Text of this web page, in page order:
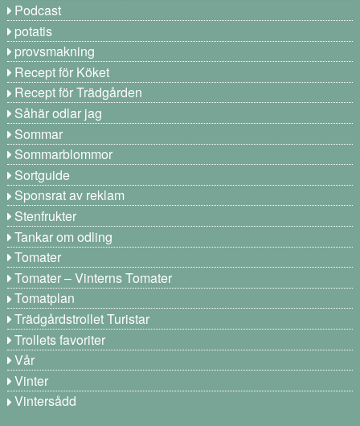
Podcast
potatis
provsmakning
Recept för Köket
Recept för Trädgården
Såhär odlar jag
Sommar
Sommarblommor
Sortguide
Sponsrat av reklam
Stenfrukter
Tankar om odling
Tomater
Tomater – Vinterns Tomater
Tomatplan
Trädgårdstrollet Turistar
Trollets favoriter
Vår
Vinter
Vintersådd